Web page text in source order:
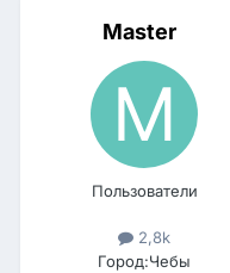
Master
Пользователи
2,8k
Город:Чебы